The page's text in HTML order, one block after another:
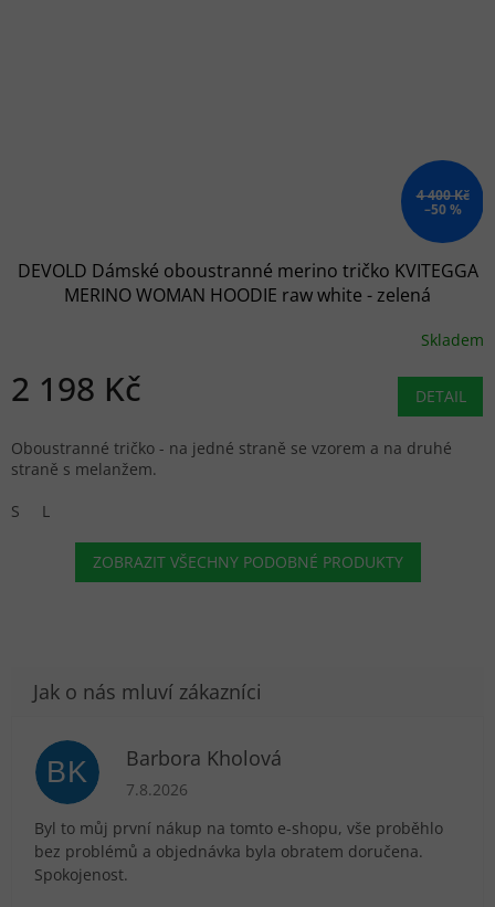
4 400 Kč
–50 %
DEVOLD Dámské oboustranné merino tričko KVITEGGA
MERINO WOMAN HOODIE raw white - zelená
Skladem
2 198 Kč DETAIL
Oboustranné tričko - na jedné straně se vzorem a na druhé
straně s melanžem.
S
L
ZOBRAZIT VŠECHNY PODOBNÉ PRODUKTY
BK Barbora Kholová
Hodnocení obchodu je 5 z 5 hvězdiček.
7.8.2026
Byl to můj první nákup na tomto e-shopu, vše proběhlo
bez problémů a objednávka byla obratem doručena.
Spokojenost.